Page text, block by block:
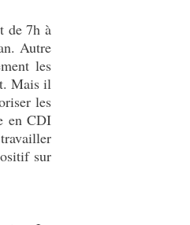
de 7h à
Autre
les
Mais il
les
en CDI
sur